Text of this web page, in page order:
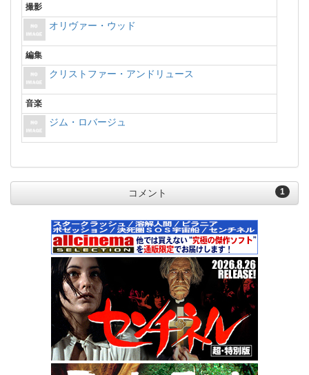
撮影
オリヴァー・ウッド
編集
クリストファー・アンドリュース
音楽
ジム・ロバージュ
1
コメント